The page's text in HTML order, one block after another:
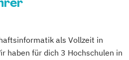
als Vollzeit in
haben für dich 3 Hochschulen in